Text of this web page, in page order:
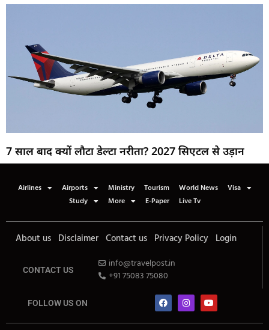
7 साल बाद क्यों लौटा डेल्टा नरीता? 2027 सिएटल से उड़ान
Airlines Airports Ministry Tourism World News
Visa
Study
More E-Paper Live Tv
About us Disclaimer Contact us Privacy Policy Login
CONTACT US
info@travelpost.in
+91 75083 75080
FOLLOW US ON